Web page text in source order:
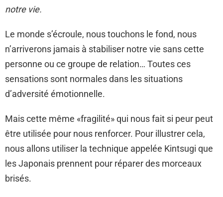
notre vie.
Le monde s’écroule, nous touchons le fond, nous
n’arriverons jamais à stabiliser notre vie sans cette
personne ou ce groupe de relation… Toutes ces
sensations sont normales dans les situations
d’adversité émotionnelle.
Mais cette même «fragilité» qui nous fait si peur peut
être utilisée pour nous renforcer. Pour illustrer cela,
nous allons utiliser la technique appelée Kintsugi que
les Japonais prennent pour réparer des morceaux
brisés.